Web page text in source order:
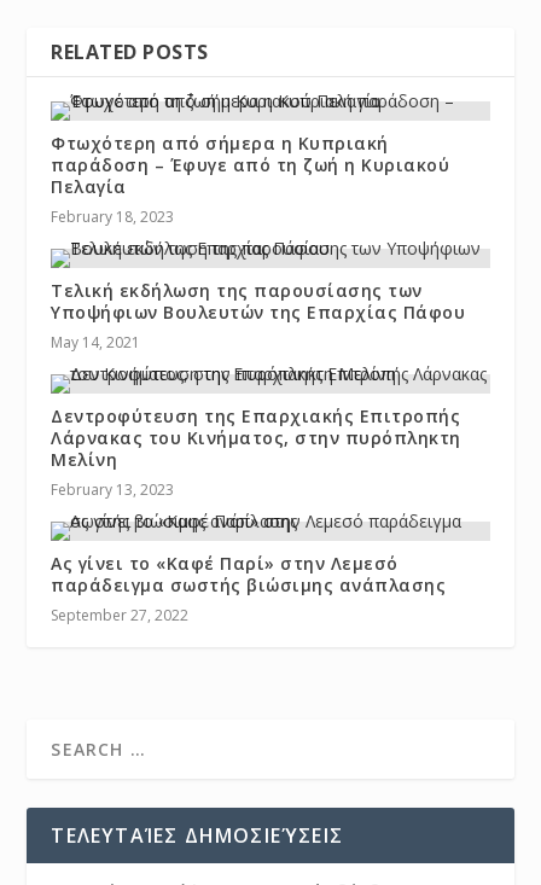
RELATED POSTS
Φτωχότερη από σήμερα η Κυπριακή
παράδοση – Έφυγε από τη ζωή η Κυριακού
Πελαγία
February 18, 2023
Τελική εκδήλωση της παρουσίασης των
Υποψήφιων Βουλευτών της Επαρχίας Πάφου
May 14, 2021
Δεντροφύτευση της Επαρχιακής Επιτροπής
Λάρνακας του Κινήματος, στην πυρόπληκτη
Μελίνη
February 13, 2023
Ας γίνει το «Καφέ Παρί» στην Λεμεσό
παράδειγμα σωστής βιώσιμης ανάπλασης
September 27, 2022
ΤΕΛΕΥΤΑΊΕΣ ΔΗΜΟΣΙΕΎΣΕΙΣ